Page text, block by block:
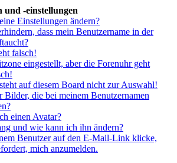
und -einstellungen
Einstellungen ändern?
dass mein Benutzername in der
falsch!
eingestellt, aber die Forenuhr geht
auf diesem Board nicht zur Auswahl!
Bilder, die bei meinem Benutzernamen
einen Avatar?
und wie kann ich ihn ändern?
Benutzer auf den E-Mail-Link klicke,
mich anzumelden.